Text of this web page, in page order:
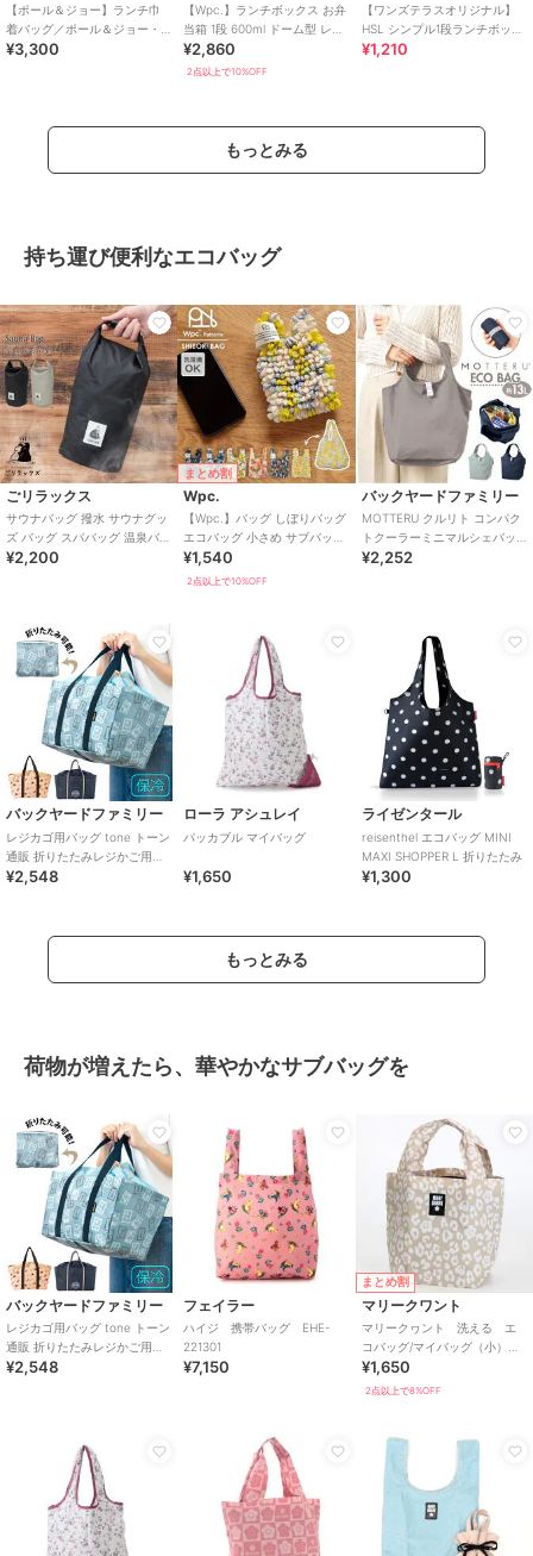
【ポール＆ジョー】ランチ巾
着バッグ／ポール＆ジョー・
ブレイクタイム クリザンテ
¥3,300
【Wpc.】ランチボックス お弁
当箱 1段 600ml ドーム型 レン
ジ対応 食洗器対応 日本製
¥2,860
2点以上で10%OFF
【ワンズテラスオリジナル】
HSL シンプル1段ランチボック
ス 600ml
¥1,210
もっとみる
持ち運び便利なエコバッグ
ごリラックス
サウナバッグ 撥水 サウナグッ
ズ バッグ スパバッグ 温泉バッ
グ サウナ ポーチ コンパクト
¥2,200
まとめ割
Wpc.
【Wpc.】バッグ しぼりバッグ
エコバッグ 小さめ サブバッグ
コンパクト 洗濯可能 レディ
ース
¥1,540
2点以上で10%OFF
バックヤードファミリー
MOTTERU クルリト コンパク
トクーラーミニマルシェバッ
グ
¥2,252
バックヤードファミリー
レジカゴ用バッグ tone トーン
通販 折りたたみレジかご用バ
ッグ 保冷バッグ 20l 20リット
¥2,548
ローラ アシュレイ
パッカブル マイバッグ
¥1,650
ライゼンタール
reisenthel エコバッグ MINI
MAXI SHOPPER L 折りたたみ
¥1,300
もっとみる
荷物が増えたら、華やかなサブバッグを
バックヤードファミリー
レジカゴ用バッグ tone トーン
通販 折りたたみレジかご用バ
ッグ 保冷バッグ 20l 20リット
¥2,548
フェイラー
ハイジ 携帯バッグ EHE-
221301
¥7,150
まとめ割
マリークワント
マリークヮント 洗える エ
コバッグ/マイバッグ（小）レ
オパード 【MARY QUANT】
¥1,650
2点以上で8%OFF